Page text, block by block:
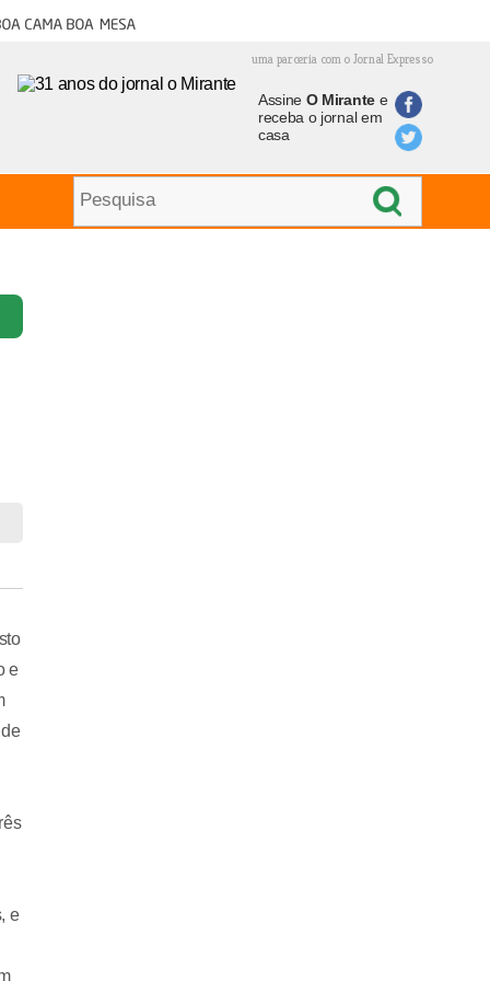
cama boa mesa
uma parceria com o Jornal Expresso
Assine O Mirantee
receba o jornal em
casa
e
e